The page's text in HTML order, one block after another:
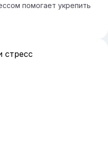
помогает укрепить